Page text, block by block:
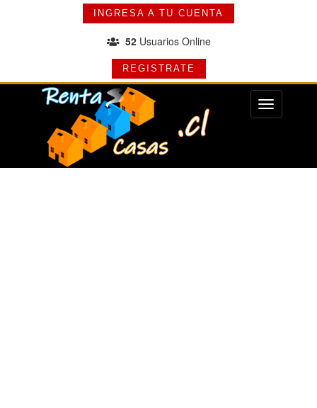
INGRESA A TU CUENTA
52Usuarios Online
REGISTRATE
Menu